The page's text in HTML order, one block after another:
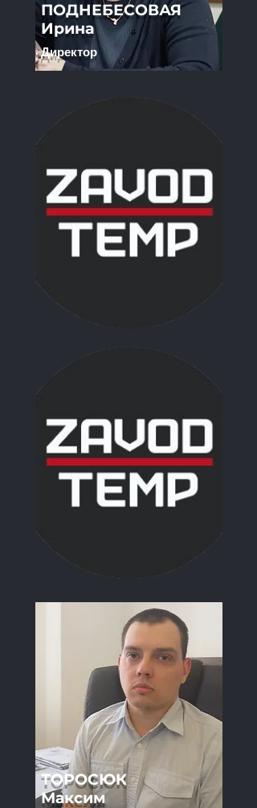
ПОДНЕБЕСОВАЯ
Ирина
Директор
Главный бухгалтер
Главный технолог
ТОРОСЮК
Максим